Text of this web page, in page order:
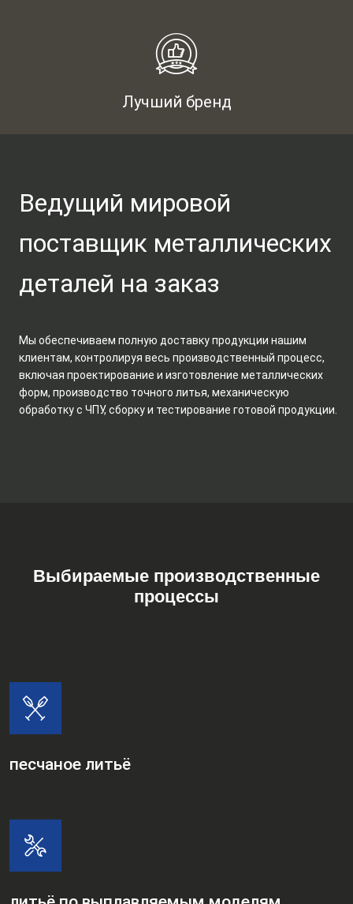
Лучший бренд
Ведущий мировой
поставщик металлических
деталей на заказ
Мы обеспечиваем полную доставку продукции нашим
клиентам, контролируя весь производственный процесс,
включая проектирование и изготовление металлических
форм, производство точного литья, механическую
обработку с ЧПУ, сборку и тестирование готовой продукции.
Выбираемые производственные
процессы
песчаное литьё